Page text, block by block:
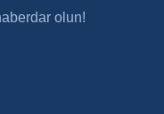
olun!